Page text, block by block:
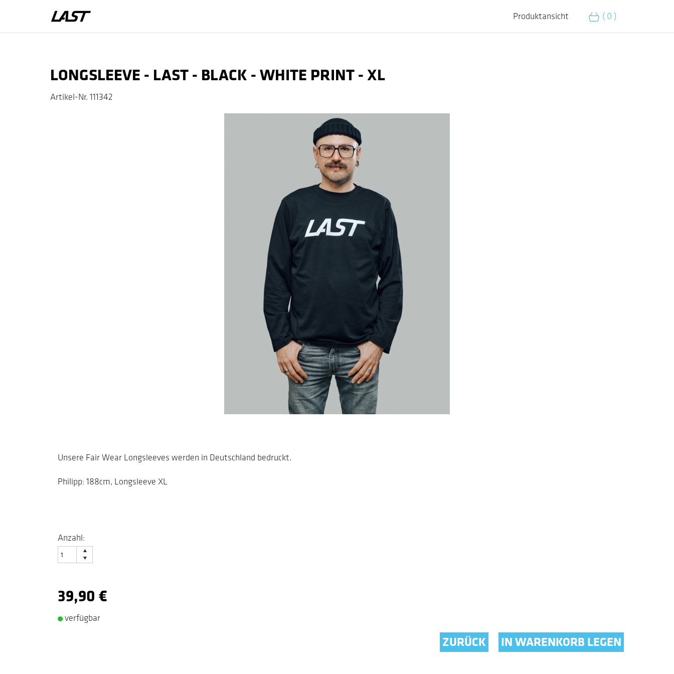
Produktansicht ( 0 )
Zum Warenkorb hinzufügen
LONGSLEEVE - LAST - BLACK - WHITE PRINT - XL
Artikel-Nr. 111342
Unsere Fair Wear Longsleeves werden in Deutschland bedruckt.
Philipp: 188cm, Longsleeve XL
Anzahl:
39,90 €
verfügbar
ZURÜCK IN WARENKORB LEGEN